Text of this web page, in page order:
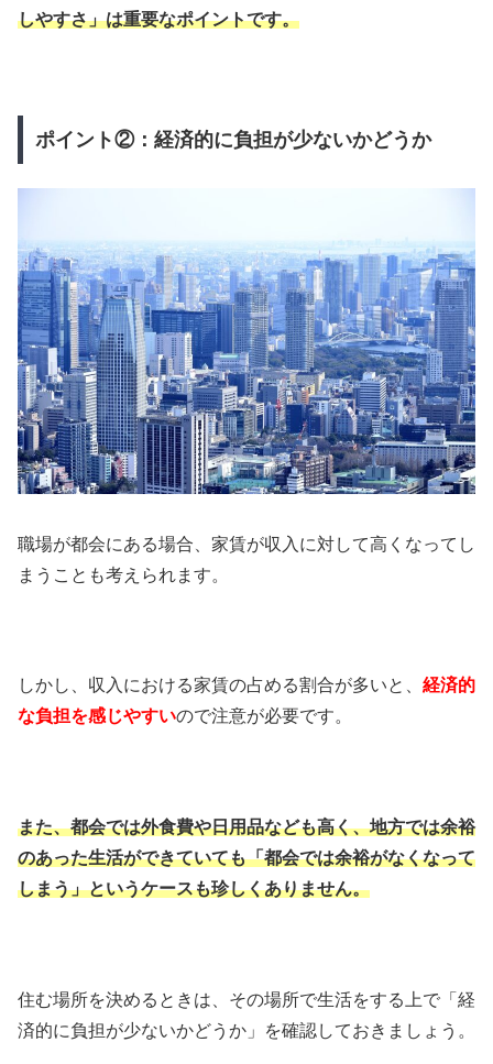
しやすさ」は重要なポイントです。
ポイント②：経済的に負担が少ないかどうか
職場が都会にある場合、家賃が収入に対して高くなってし
まうことも考えられます。
しかし、収入における家賃の占める割合が多いと、 経済的
な負担を感じやすいので注意が必要です。
また、都会では外食費や日用品なども高く、地方では余裕
のあった生活ができていても「都会では余裕がなくなって
しまう」というケースも珍しくありません。
住む場所を決めるときは、その場所で生活をする上で「経
済的に負担が少ないかどうか」を確認しておきましょう。